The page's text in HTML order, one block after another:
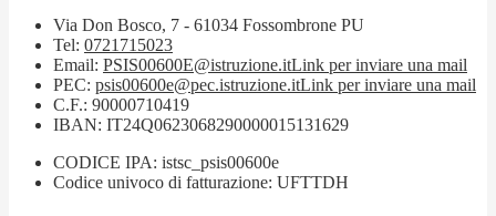
Via Don Bosco, 7 - 61034 Fossombrone PU
Tel: 0721715023
Email: PSIS00600E@istruzione.itLink per inviare una mail
PEC: psis00600e@pec.istruzione.itLink per inviare una mail
C.F.: 90000710419
IBAN: IT24Q0623068290000015131629
CODICE IPA: istsc_psis00600e
Codice univoco di fatturazione: UFTTDH